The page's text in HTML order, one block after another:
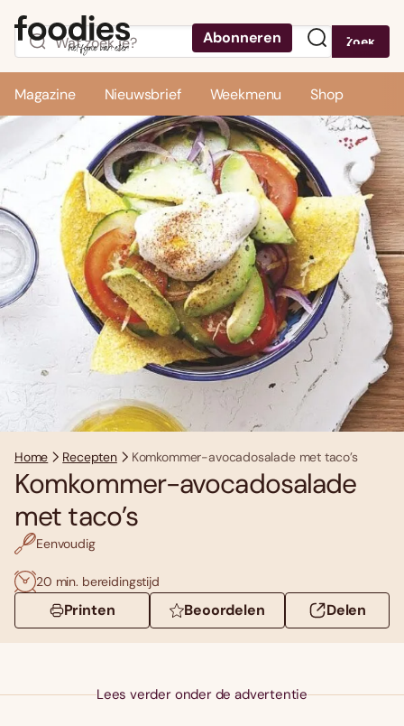
Abonneren Zoek
Magazine Nieuwsbrief Weekmenu Shop
Home Recepten Komkommer-avocadosalade met taco’s
Komkommer-avocadosalade
met taco’s
Eenvoudig
20 min. bereidingstijd
Printen Beoordelen Delen
Lees verder onder de advertentie